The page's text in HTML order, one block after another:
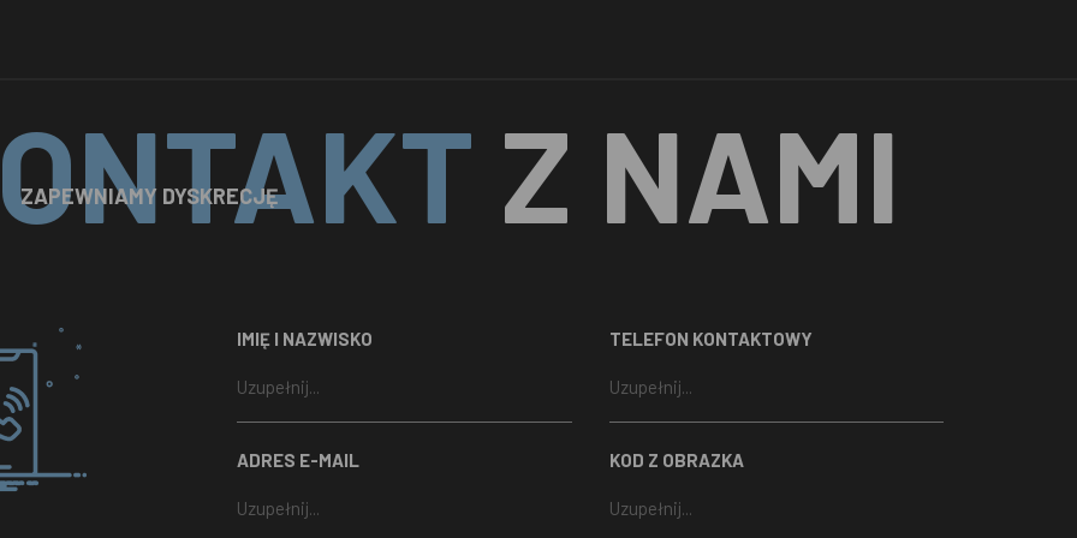
ZAPEWNIAMY DYSKRECJĘ Z NAMI
IMIĘ I NAZWISKO TELEFON KONTAKTOWY
ADRES E-MAIL KOD Z OBRAZKA